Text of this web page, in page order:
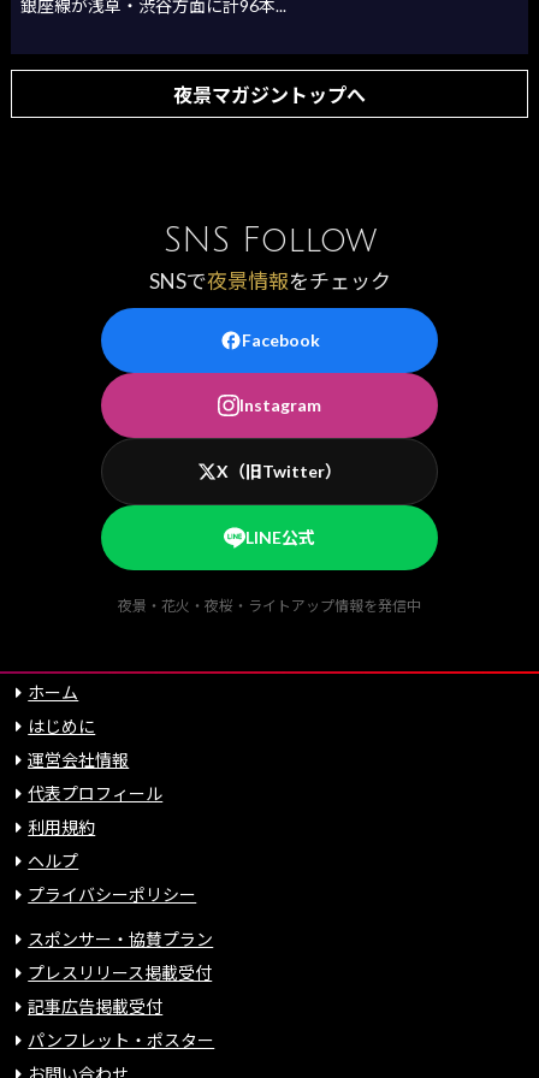
銀座線が浅草・渋谷方面に計96本...
夜景マガジントップへ
SNS Follow
SNSで夜景情報をチェック
Facebook
Instagram
X（旧Twitter）
LINE公式
夜景・花火・夜桜・ライトアップ情報を発信中
ホーム
はじめに
運営会社情報
代表プロフィール
利用規約
ヘルプ
プライバシーポリシー
スポンサー・協賛プラン
プレスリリース掲載受付
記事広告掲載受付
パンフレット・ポスター